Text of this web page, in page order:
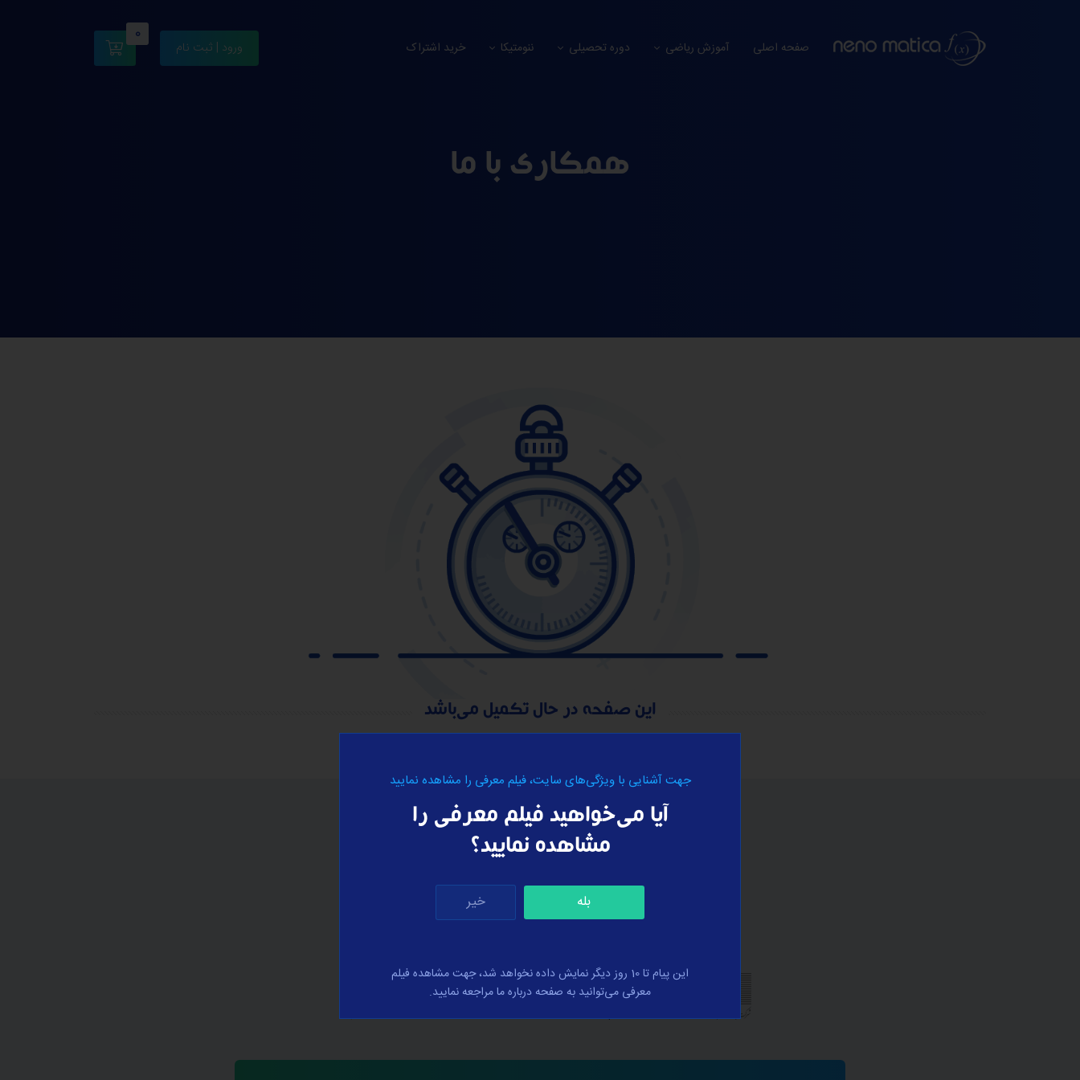
صفحه اصلی آموزش ریاضی دوره تحصیلی ننومتیکا خرید اشتراک ورود | ثبت نام
0
همکاری با ما
این صفحه در حال تکمیل می‌باشد
نمادهای اعتماد
جهت آشنایی با ویژگی‌های سایت، فیلم معرفی را مشاهده نمایید
آیا می‌خواهید فیلم معرفی را
مشاهده نمایید؟
بله خیر
این پیام تا 10 روز دیگر نمایش داده نخواهد شد، جهت مشاهده فیلم
معرفی می‌توانید به صفحه درباره ما مراجعه نمایید.